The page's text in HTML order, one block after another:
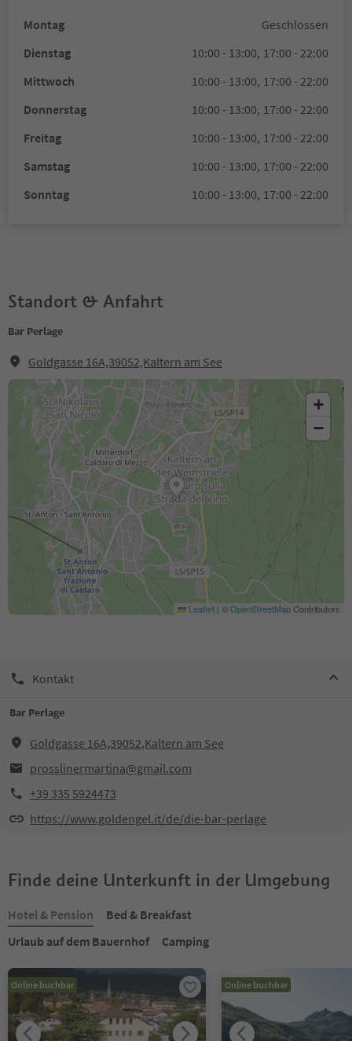
Montag
Geschlossen
Dienstag
10:00 - 13:00, 17:00 - 22:00
Mittwoch
10:00 - 13:00, 17:00 - 22:00
Donnerstag
10:00 - 13:00, 17:00 - 22:00
Freitag
10:00 - 13:00, 17:00 - 22:00
Samstag
10:00 - 13:00, 17:00 - 22:00
Sonntag
10:00 - 13:00, 17:00 - 22:00
Standort & Anfahrt
Bar Perlage
Goldgasse 16A,39052,Kaltern am See
+
−
Leaflet | ©OpenStreetMapContributors
Kontakt
Bar Perlage
Goldgasse 16A,39052,Kaltern am See
prosslinermartina@gmail.com
+39 335 5924473
https://www.goldengel.it/de/die-bar-perlage
Finde deine Unterkunft in der Umgebung
Hotel & Pension
Bed & Breakfast
Urlaub auf dem Bauernhof
Camping
Online buchbar Online buchbar